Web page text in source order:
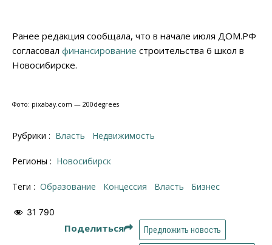
Ранее редакция сообщала, что в начале июля ДОМ.РФ
согласовал финансирование строительства 6 школ в
Новосибирске.
Фото: pixabay.com — 200degrees
Рубрики : Власть Недвижимость
Регионы : Новосибирск
Теги : образование концессия власть бизнес
31 790
Поделиться Предложить новость